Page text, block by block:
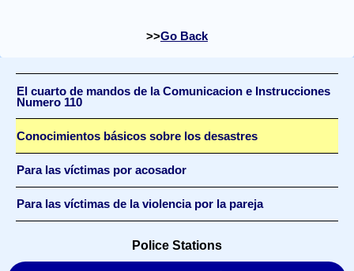
Go Back
El cuarto de mandos de la Comunicacion e Instrucciones
Numero 110
Conocimientos básicos sobre los desastres
Para las víctimas por acosador
Para las víctimas de la violencia por la pareja
Police Stations